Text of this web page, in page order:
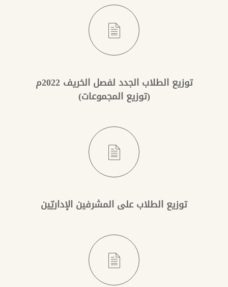
توزيع الطلاب الجدد لفصل الخريف 2022م
(توزيع المجموعات)
توزيع الطلاب على المشرفين الإداريّين